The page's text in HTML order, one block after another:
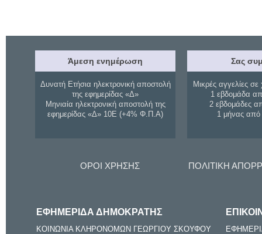
Άμεση ενημέρωση
Δυνατή Ετήσια ηλεκτρονική αποστολή
της εφημερίδας «Δ»
Μηνιαία ηλεκτρονική αποστολή της
εφημερίδας «Δ» 10Ε (+4% Φ.Π.Α)
Σας
Μικρές αγγελίες σε
1 εβδομάδα
2 εβδομάδες
1 μήνας
ΟΡΟΙ ΧΡΗΣΗΣ ΠΟΛΙΤΙΚΗ
ΕΦΗΜΕΡΙΔΑ ΔΗΜΟΚΡΑΤΗΣ
ΚΟΙΝΩΝΙΑ ΚΛΗΡΟΝΟΜΩΝ ΓΕΩΡΓΙΟΥ ΣΚΟΥΦΟΥ